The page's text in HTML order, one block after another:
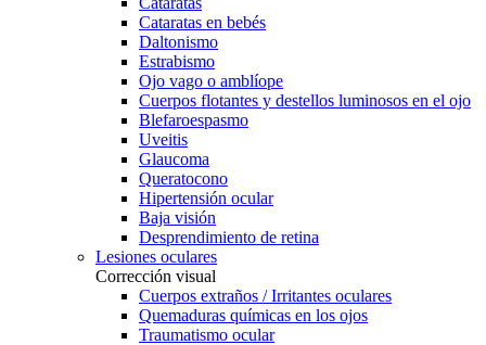
Cataratas en bebés
Daltonismo
Estrabismo
Ojo vago o amblíope
Cuerpos flotantes y destellos luminosos en el ojo
Blefaroespasmo
Uveitis
Glaucoma
Queratocono
Hipertensión ocular
Baja visión
Desprendimiento de retina
Lesiones oculares
Corrección visual
Cuerpos extraños / Irritantes oculares
Quemaduras químicas en los ojos
Traumatismo ocular